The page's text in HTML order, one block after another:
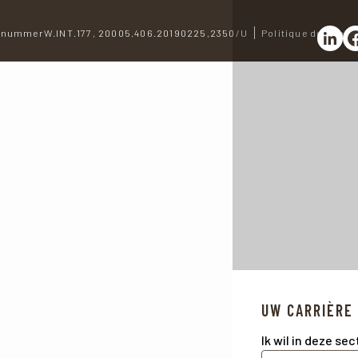
UW
Ik wil in deze
20005.406.20190225,2350/U Politique de